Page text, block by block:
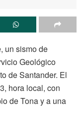
un sismo de
Geológico
de Santander. El
hora local, con
de Tona y a una